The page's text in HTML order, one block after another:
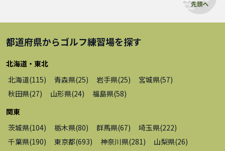
都道府県からゴルフ練習場を探す
北海道・東北
北海道(115) 青森県(25) 岩手県(25) 宮城県(57)
秋田県(27) 山形県(24) 福島県(58)
関東
茨城県(104) 栃木県(80) 群馬県(67) 埼玉県(222)
千葉県(190) 東京都(693) 神奈川県(281 ) 山梨県(26)